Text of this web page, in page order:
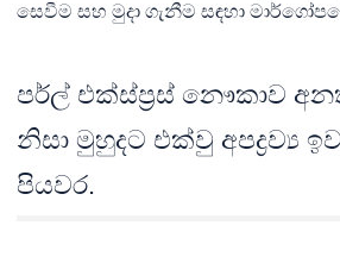
සෙවීම සහ මුදා ගැනීම සඳහා
පර්ල් එක්ස්ප්‍රස් නෞකාව
නිසා මුහුදට එක්වු අපද්‍රව්‍ය
පියවර.